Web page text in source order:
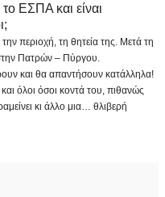
ΕΣΠΑ και είναι
περιοχή, τη θητεία της. Μετά τη
Πατρών – Πύργου.
και θα απαντήσουν κατάλληλα!
όλοι όσοι κοντά του, πιθανώς
κι άλλο μια… θλιβερή